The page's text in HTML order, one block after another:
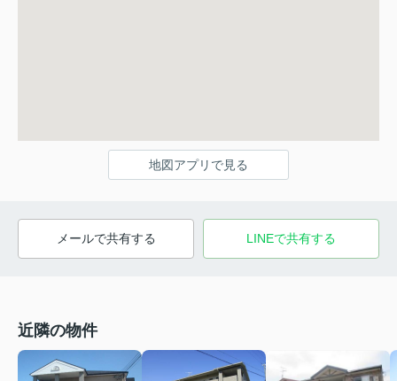
地図アプリで見る
メールで共有する LINEで共有する
近隣の物件